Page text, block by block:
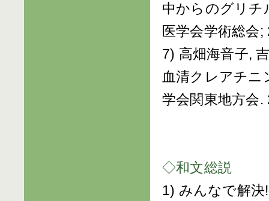
中からのグリチ
医学会学術総
7) 高畑海音子,
血清クレアチニ
学会関東地方会
◇和文総説
1) みんなで解